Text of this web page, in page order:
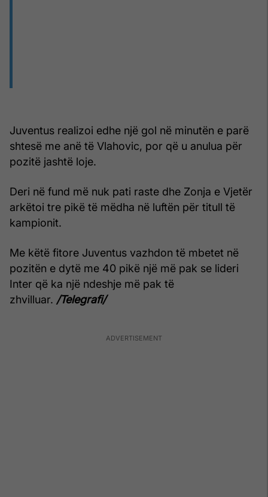
Juventus realizoi edhe një gol në minutën e parë
shtesë me anë të Vlahovic, por që u anulua për
pozitë jashtë loje.
Deri në fund më nuk pati raste dhe Zonja e Vjetër
arkëtoi tre pikë të mëdha në luftën për titull të
kampionit.
Me këtë fitore Juventus vazhdon të mbetet në
pozitën e dytë me 40 pikë një më pak se lideri
Inter që ka një ndeshje më pak të
zhvilluar. /Telegrafi/